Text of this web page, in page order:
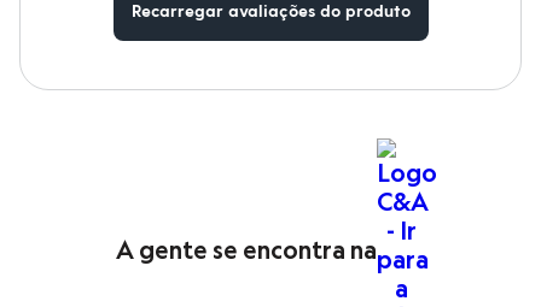
Calças
Recarregar avaliações do produto
A gente se encontra na